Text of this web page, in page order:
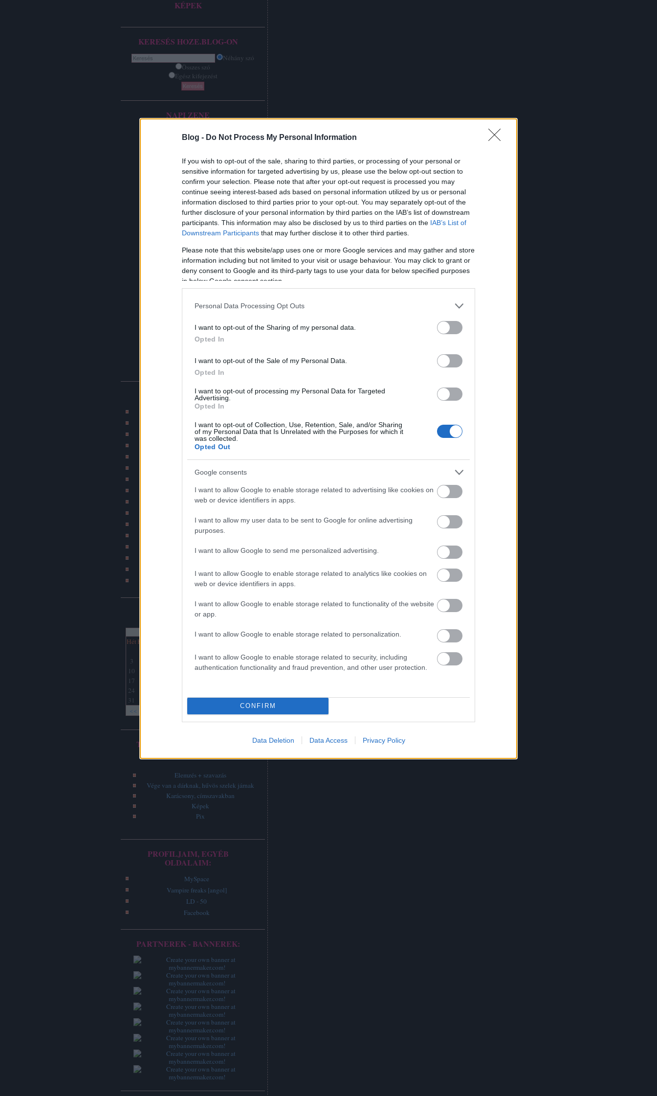
Blog - Do Not Process My Personal Information
If you wish to opt-out of the sale, sharing to third parties, or processing of your personal or
sensitive information for targeted advertising by us, please use the below opt-out section to
confirm your selection. Please note that after your opt-out request is processed you may
continue seeing interest-based ads based on personal information utilized by us or personal
information disclosed to third parties prior to your opt-out. You may separately opt-out of the
further disclosure of your personal information by third parties on the IAB’s list of downstream
participants. This information may also be disclosed by us to third parties on the IAB’s List of
Downstream Participants that may further disclose it to other third parties.
Please note that this website/app uses one or more Google services and may gather and store
information including but not limited to your visit or usage behaviour. You may click to grant or
deny consent to Google and its third-party tags to use your data for below specified purposes
in below Google consent section.
Personal Data Processing Opt Outs
I want to opt-out of the Sharing of my personal data.
Opted In
I want to opt-out of the Sale of my Personal Data.
Opted In
I want to opt-out of processing my Personal Data for Targeted
Advertising.
Opted In
I want to opt-out of Collection, Use, Retention, Sale, and/or Sharing
of my Personal Data that Is Unrelated with the Purposes for which it
was collected.
Opted Out
Google consents
I want to allow Google to enable storage related to advertising like cookies on
web or device identifiers in apps.
I want to allow my user data to be sent to Google for online advertising
purposes.
I want to allow Google to send me personalized advertising.
I want to allow Google to enable storage related to analytics like cookies on
web or device identifiers in apps.
I want to allow Google to enable storage related to functionality of the website
or app.
I want to allow Google to enable storage related to personalization.
I want to allow Google to enable storage related to security, including
authentication functionality and fraud prevention, and other user protection.
CONFIRM
Data Deletion Data Access Privacy Policy
KÉPEK
KERESÉS HOZE.BLOG-ON
Néhány szó
Összes szó
Egész kifejezést
NAPI ZENE
BLOG AJÁNLÓK:
Rajzmester képmontázs blogunk
CAT blogja
Munkahelyi terror
Szakítós történetek blogja
Bombahír
BKV figyelő blog
Jó szar tetkód van!
Bash.hu / vicces RSS-sek
Katonatörténetek blog
DJ Fm (Online netradio)
Napi rajz
Havaria Press
NAPTÁR
Hét Ked
<<
3
9
10
16
17
24
31
TOP 5 - LEGOLVASOTTABB
Elemzés + szavazás
Vége van a dárknak, hűvös szelek járnak
Karácsony, címszavakban
Képek
Pix
PROFILJAIM, EGYÉB
OLDALAIM:
MySpace
Vampire freaks [angol]
LD - 50
Facebook
PARTNEREK - BANNEREK: